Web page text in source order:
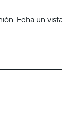
Echa un